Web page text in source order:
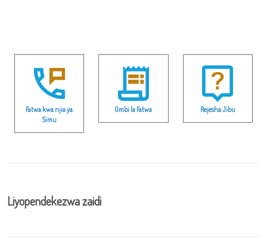
Fatwa kwa njia ya
Simu
Ombi la Fatwa Rejesha Jibu
Liyopendekezwa zaidi